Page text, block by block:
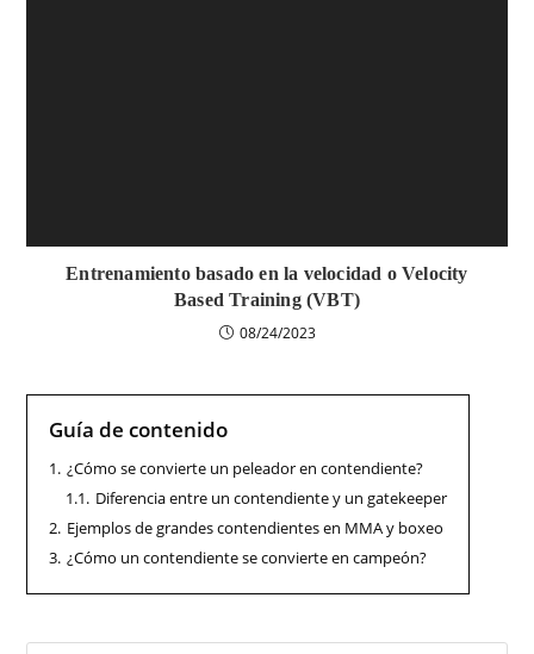
Entrenamiento basado en la velocidad o Velocity
Based Training (VBT)
08/24/2023
Guía de contenido
1. ¿Cómo se convierte un peleador en contendiente?
1.1. Diferencia entre un contendiente y un gatekeeper
2. Ejemplos de grandes contendientes en MMA y boxeo
3. ¿Cómo un contendiente se convierte en campeón?